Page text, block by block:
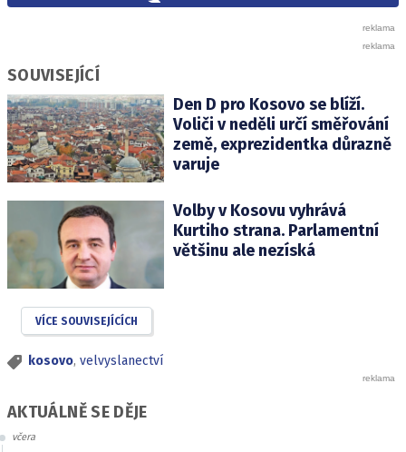
SOUVISEJÍCÍ
Den D pro Kosovo se blíží.
Voliči v neděli určí směřování
země, exprezidentka důrazně
varuje
Volby v Kosovu vyhrává
Kurtiho strana. Parlamentní
většinu ale nezíská
VÍCE SOUVISEJÍCÍCH
kosovo, velvyslanectví
AKTUÁLNĚ SE DĚJE
včera